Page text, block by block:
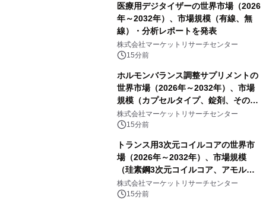
医療用デジタイザーの世界市場（2026
年～2032年）、市場規模（有線、無
線）・分析レポートを発表
株式会社マーケットリサーチセンター
15分前
ホルモンバランス調整サプリメントの
世界市場（2026年～2032年）、市場
規模（カプセルタイプ、錠剤、その
他）・分析レポートを発表
株式会社マーケットリサーチセンター
15分前
トランス用3次元コイルコアの世界市
場（2026年～2032年）、市場規模
（珪素鋼3次元コイルコア、アモルフ
ァス合金3次元コイルコア）・分析レ
ポートを発表
株式会社マーケットリサーチセンター
15分前